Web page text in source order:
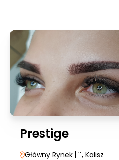
Prestige
Główny Rynek | 11, Kalisz